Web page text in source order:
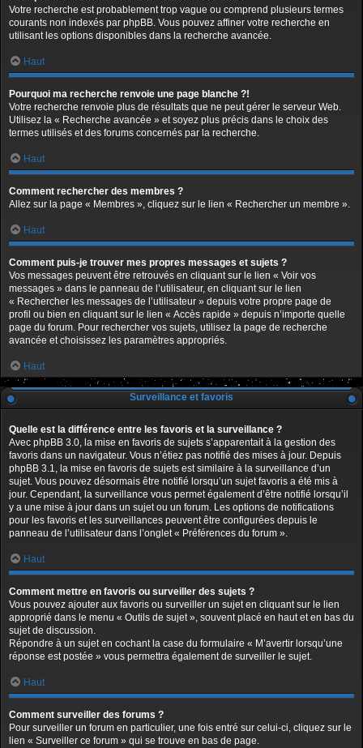
Votre recherche est probablement trop vague ou comprend plusieurs termes
courants non indexés par phpBB. Vous pouvez affiner votre recherche en
utilisant les options disponibles dans la recherche avancée.
Haut
Pourquoi ma recherche renvoie une page blanche ?!
Votre recherche renvoie plus de résultats que ne peut gérer le serveur Web.
Utilisez la « Recherche avancée » et soyez plus précis dans le choix des
termes utilisés et des forums concernés par la recherche.
Haut
Comment rechercher des membres ?
Allez sur la page « Membres », cliquez sur le lien « Rechercher un membre ».
Haut
Comment puis-je trouver mes propres messages et sujets ?
Vos messages peuvent être retrouvés en cliquant sur le lien « Voir vos
messages » dans le panneau de l’utilisateur, en cliquant sur le lien
« Rechercher les messages de l’utilisateur » depuis votre propre page de
profil ou bien en cliquant sur le lien « Accès rapide » depuis n’importe quelle
page du forum. Pour rechercher vos sujets, utilisez la page de recherche
avancée et choisissez les paramètres appropriés.
Haut
Surveillance et favoris
Quelle est la différence entre les favoris et la surveillance ?
Avec phpBB 3.0, la mise en favoris de sujets s’apparentait à la gestion des
favoris dans un navigateur. Vous n’étiez pas notifié des mises à jour. Depuis
phpBB 3.1, la mise en favoris de sujets est similaire à la surveillance d’un
sujet. Vous pouvez désormais être notifié lorsqu’un sujet favoris a été mis à
jour. Cependant, la surveillance vous permet également d’être notifié lorsqu’il
y a une mise à jour dans un sujet ou un forum. Les options de notifications
pour les favoris et les surveillances peuvent être configurées depuis le
panneau de l’utilisateur dans l’onglet « Préférences du forum ».
Haut
Comment mettre en favoris ou surveiller des sujets ?
Vous pouvez ajouter aux favoris ou surveiller un sujet en cliquant sur le lien
approprié dans le menu « Outils de sujet », souvent placé en haut et en bas du
sujet de discussion.
Répondre à un sujet en cochant la case du formulaire « M’avertir lorsqu’une
réponse est postée » vous permettra également de surveiller le sujet.
Haut
Comment surveiller des forums ?
Pour surveiller un forum en particulier, une fois entré sur celui-ci, cliquez sur le
lien « Surveiller ce forum » qui se trouve en bas de page.